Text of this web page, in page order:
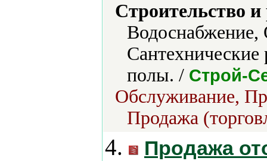
Строительство
Водоснабжение,
полы. / Строй-
Обслуживание,
Продажа
4.
Продажа